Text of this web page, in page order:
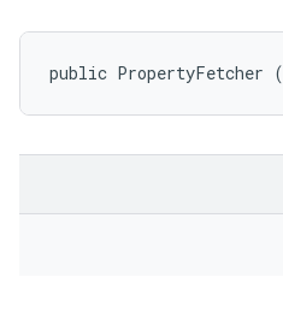
public PropertyFetcher (